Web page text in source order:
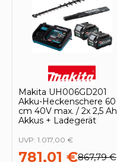
Makita UH006GD201
Akku-Heckenschere 60
cm 40V max. / 2x 2,5 Ah
Akkus + Ladegerät
781,01 €867,79 €
UVP: 1.017,00 €